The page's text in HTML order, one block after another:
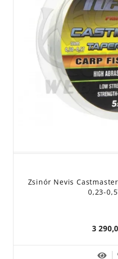
Zsinór Nevis
0,23-
3